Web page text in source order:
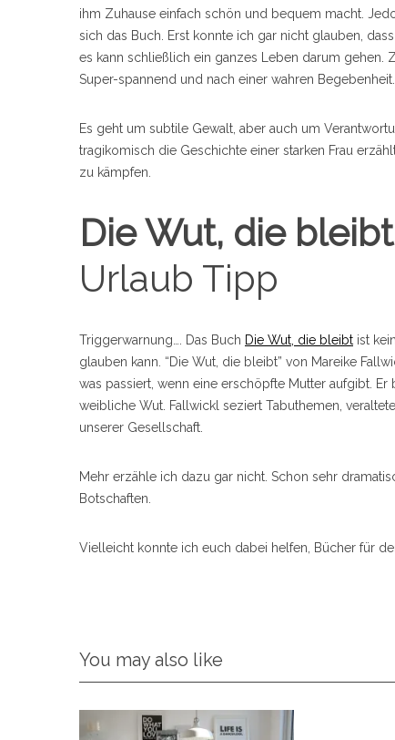
ihm Zuhause einfach schön und bequem macht.
sich das Buch. Erst konnte ich gar nicht glauben,
es kann schließlich ein ganzes Leben darum gehen.
Super-spannend und nach einer wahren Begebenheit.
Es geht um subtile Gewalt, aber auch um
tragikomisch die Geschichte einer starken Frau
zu kämpfen.
Die Wut, die bleibt
Urlaub Tipp
Triggerwarnung…. Das Buch Die Wut, die bleibt ist
glauben kann. “Die Wut, die bleibt” von Mareike
was passiert, wenn eine erschöpfte Mutter aufgibt.
weibliche Wut. Fallwickl seziert Tabuthemen,
unserer Gesellschaft.
Mehr erzähle ich dazu gar nicht. Schon sehr
Botschaften.
Vielleicht konnte ich euch dabei helfen, Bücher für
You may also like